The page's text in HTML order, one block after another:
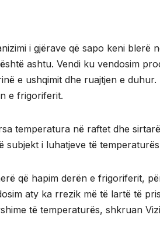
i gjërave që sapo keni blerë
ashtu. Vendi ku vendosim
e ushqimit dhe ruajtjen e
e frigoriferit.
temperatura në raftet dhe
subjekt i luhatjeve të
që hapim derën e frigoriferit,
aty ka rrezik më të lartë të
të temperaturës, shkruan